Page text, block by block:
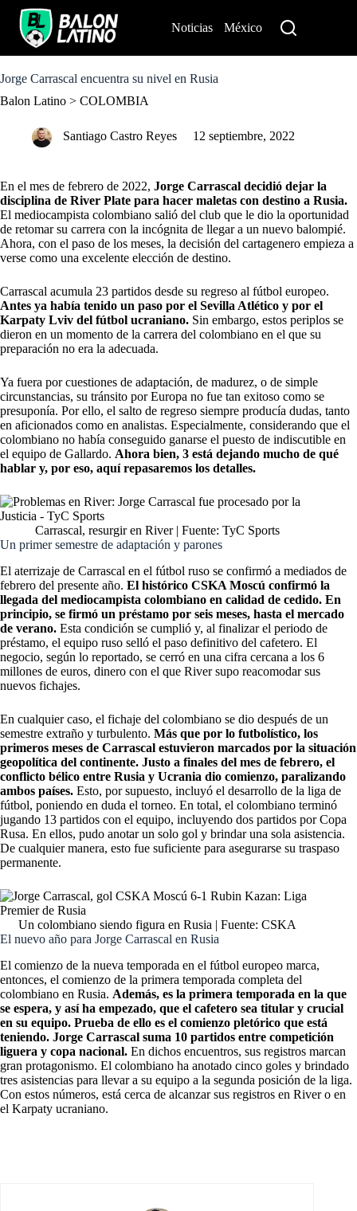
o
o
Noticias México
Jorge Carrascal encuentra su nivel en Rusia
Balon Latino > COLOMBIA
Santiago Castro Reyes 12 septiembre, 2022
En el mes de febrero de 2022, Jorge Carrascal decidió dejar la
disciplina de River Plate para hacer maletas con destino a Rusia.
El mediocampista colombiano salió del club que le dio la oportunidad
de retomar su carrera con la incógnita de llegar a un nuevo balompié.
Ahora, con el paso de los meses, la decisión del cartagenero empieza a
verse como una excelente elección de destino.
Carrascal acumula 23 partidos desde su regreso al fútbol europeo.
Antes ya había tenido un paso por el Sevilla Atlético y por el
Karpaty Lviv del fútbol ucraniano. Sin embargo, estos periplos se
dieron en un momento de la carrera del colombiano en el que su
preparación no era la adecuada.
Ya fuera por cuestiones de adaptación, de madurez, o de simple
circunstancias, su tránsito por Europa no fue tan exitoso como se
presuponía. Por ello, el salto de regreso siempre producía dudas, tanto
en aficionados como en analistas. Especialmente, considerando que el
colombiano no había conseguido ganarse el puesto de indiscutible en
el equipo de Gallardo. Ahora bien, 3 está dejando mucho de qué
hablar y, por eso, aquí repasaremos los detalles.
Carrascal, resurgir en River | Fuente: TyC Sports
Un primer semestre de adaptación y parones
El aterrizaje de Carrascal en el fútbol ruso se confirmó a mediados de
febrero del presente año. El histórico CSKA Moscú confirmó la
llegada del mediocampista colombiano en calidad de cedido. En
principio, se firmó un préstamo por seis meses, hasta el mercado
de verano. Esta condición se cumplió y, al finalizar el periodo de
préstamo, el equipo ruso selló el paso definitivo del cafetero. El
negocio, según lo reportado, se cerró en una cifra cercana a los 6
millones de euros, dinero con el que River supo reacomodar sus
nuevos fichajes.
En cualquier caso, el fichaje del colombiano se dio después de un
semestre extraño y turbulento. Más que por lo futbolístico, los
primeros meses de Carrascal estuvieron marcados por la situación
geopolítica del continente. Justo a finales del mes de febrero, el
conflicto bélico entre Rusia y Ucrania dio comienzo, paralizando
ambos países. Esto, por supuesto, incluyó el desarrollo de la liga de
fútbol, poniendo en duda el torneo. En total, el colombiano terminó
jugando 13 partidos con el equipo, incluyendo dos partidos por Copa
Rusa. En ellos, pudo anotar un solo gol y brindar una sola asistencia.
De cualquier manera, esto fue suficiente para asegurarse su traspaso
permanente.
Un colombiano siendo figura en Rusia | Fuente: CSKA
El nuevo año para Jorge Carrascal en Rusia
El comienzo de la nueva temporada en el fútbol europeo marca,
entonces, el comienzo de la primera temporada completa del
colombiano en Rusia. Además, es la primera temporada en la que
se espera, y así ha empezado, que el cafetero sea titular y crucial
en su equipo. Prueba de ello es el comienzo pletórico que está
teniendo. Jorge Carrascal suma 10 partidos entre competición
liguera y copa nacional. En dichos encuentros, sus registros marcan
gran protagonismo. El colombiano ha anotado cinco goles y brindado
tres asistencias para llevar a su equipo a la segunda posición de la liga.
Con estos números, está cerca de alcanzar sus registros en River o en
el Karpaty ucraniano.